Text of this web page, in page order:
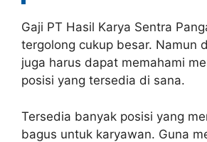
Gaji PT Hasil Karya Sentra
tergolong cukup besar. Namun
juga harus dapat memahami
posisi yang tersedia di sana.
Tersedia banyak posisi yang
bagus untuk karyawan. Guna